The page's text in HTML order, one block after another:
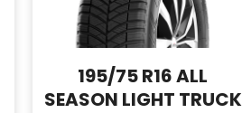
195/75 R16 ALL
SEASON LIGHT TRUCK